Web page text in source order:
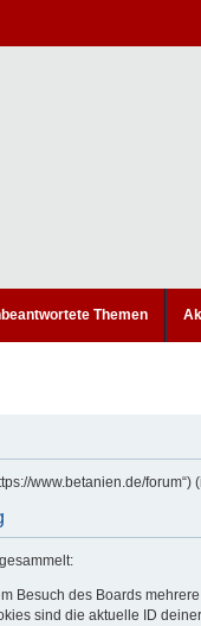
Themen
www.betanien.de/
Besuch des Boards
sind die aktuelle ID